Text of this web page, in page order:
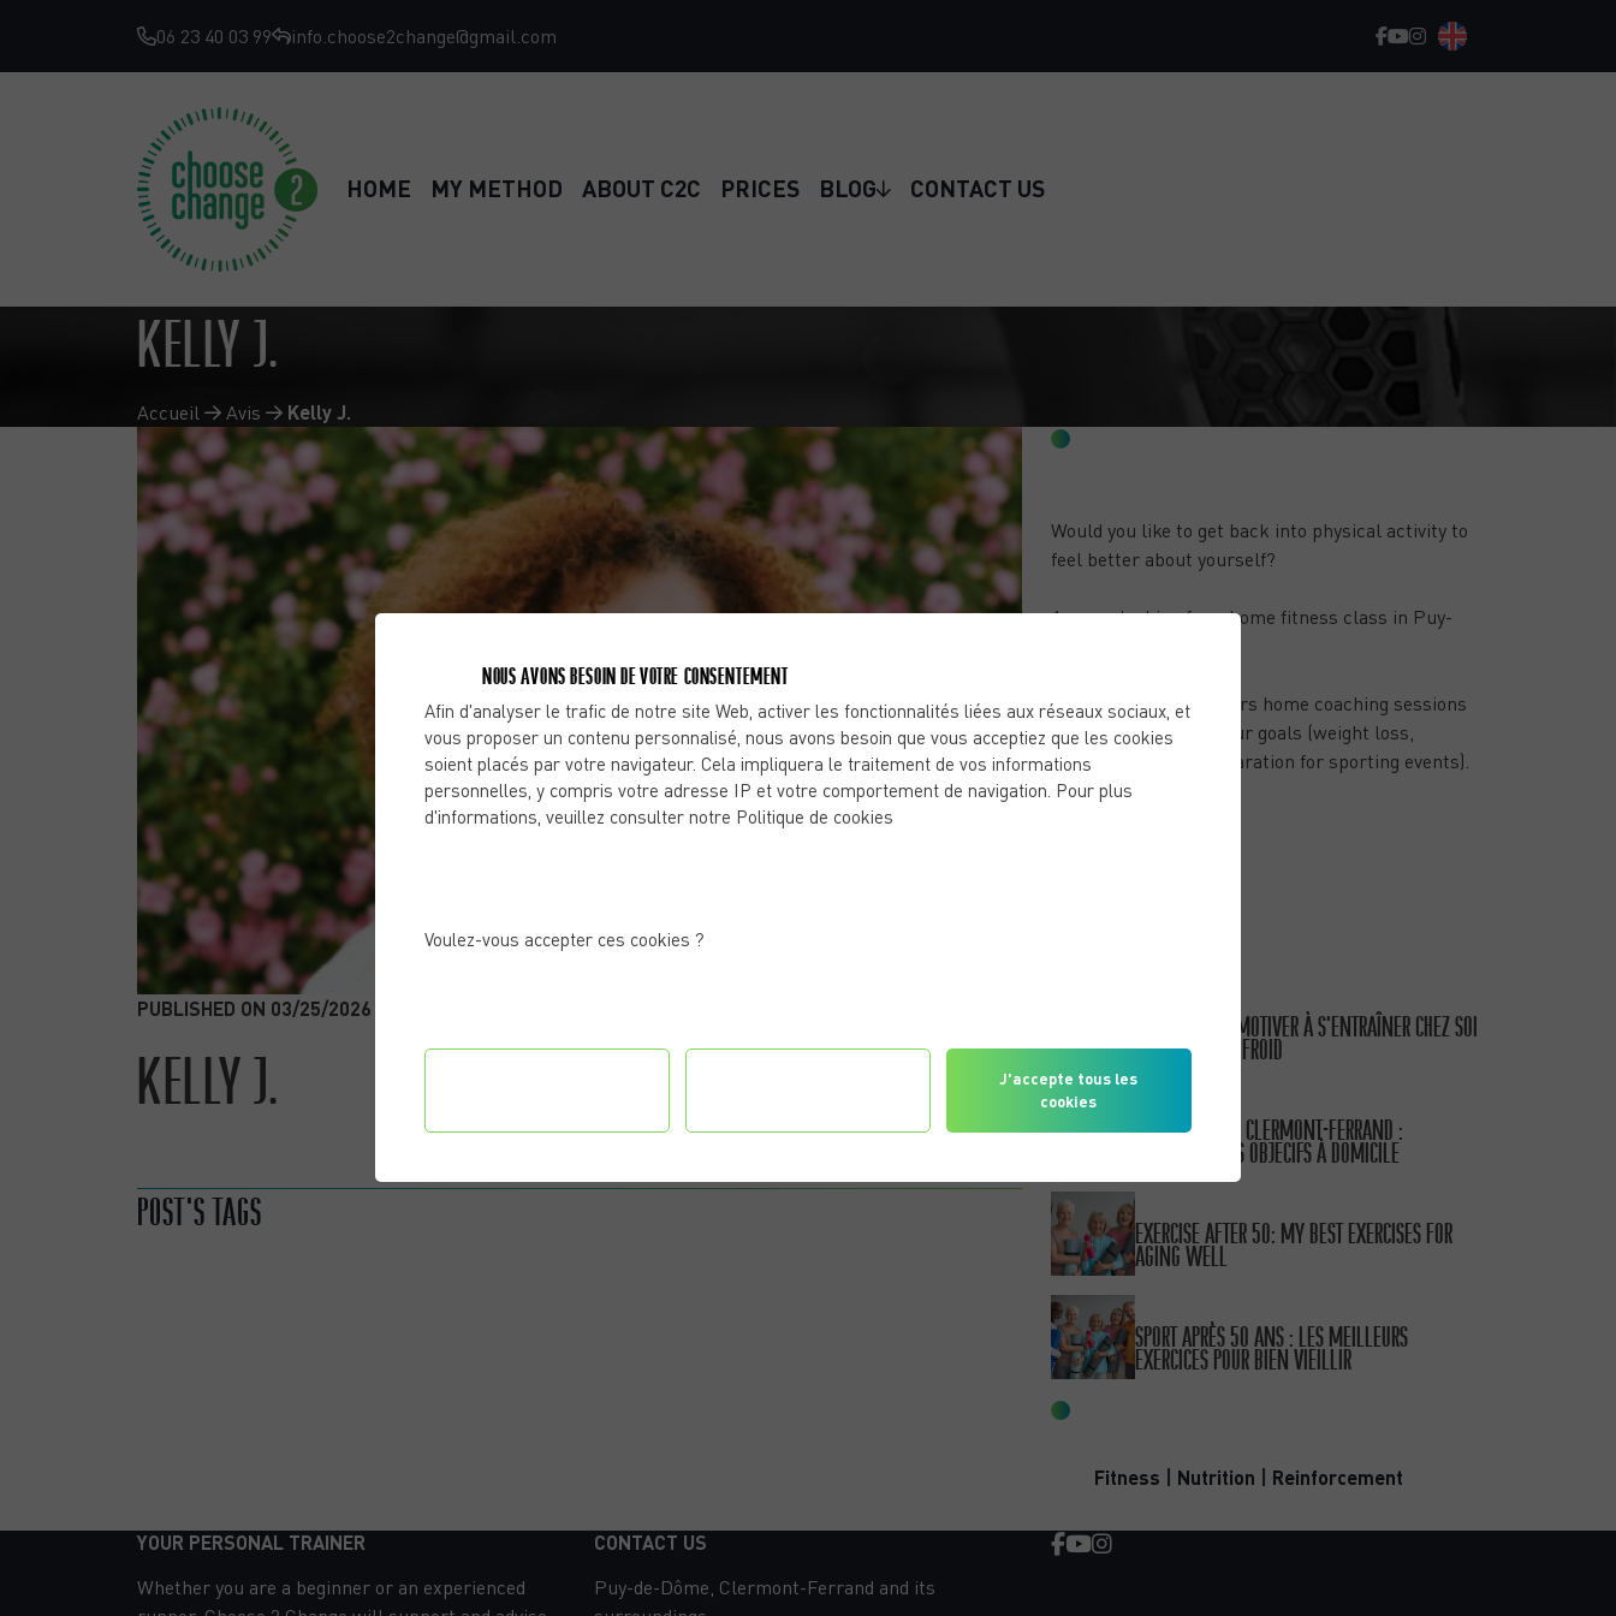
06 23 40 03 99 info.choose2change@gmail.com
HOME MY METHOD ABOUT C2C PRICES BLOG CONTACT US
KELLY J.
Accueil Avis Kelly J.
PUBLISHED ON 03/25/2026 |
KELLY J.
POST'S TAGS
Would you like to get back into physical activity to
feel better about yourself?
Are you looking for a home fitness class in Puy-
Choose 2 Change
offers home coaching sessions
to help you achieve your goals (weight loss,
muscle building, preparation for sporting events).
COMMENT SE MOTIVER À S’ENTRAÎNER CHEZ SOI
QUAND IL FAIT FROID
COACH SPORTIF CLERMONT-FERRAND :
ATTEIGNEZ VOS OBJECIFS À DOMICILE
EXERCISE AFTER 50: MY BEST EXERCISES FOR
AGING WELL
SPORT APRÈS 50 ANS : LES MEILLEURS
EXERCICES POUR BIEN VIEILLIR
Fitness Nutrition Reinforcement
YOUR PERSONAL TRAINER
Whether you are a beginner or an experienced
CONTACT US
Puy-de-Dôme, Clermont-Ferrand and its
NOUS AVONS BESOIN DE VOTRE CONSENTEMENT
Afin d'analyser le trafic de notre site Web, activer les fonctionnalités liées aux réseaux sociaux, et
vous proposer un contenu personnalisé, nous avons besoin que vous acceptiez que les cookies
soient placés par votre navigateur. Cela impliquera le traitement de vos informations
personnelles, y compris votre adresse IP et votre comportement de navigation. Pour plus
d'informations, veuillez consulter notre Politique de cookies
Voulez-vous accepter ces cookies ?
J'accepte tous les
cookies